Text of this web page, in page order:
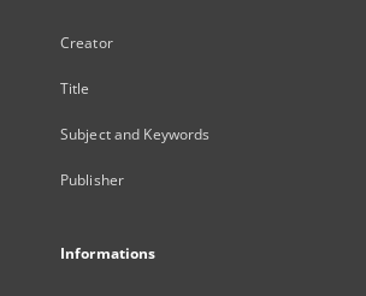
Creator
Title
Subject and Keywords
Publisher
Informations